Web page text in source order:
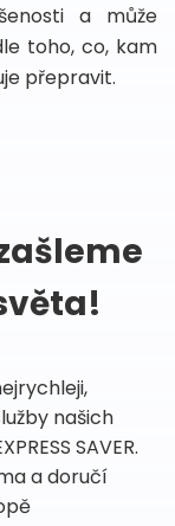
a může
toho, co, kam
přepravit.
našich
SAVER.
a doručí